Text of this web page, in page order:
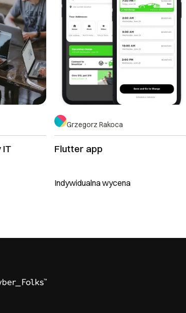
IT
Grzegorz Rakoca
Flutter app
Indywidualna wycena